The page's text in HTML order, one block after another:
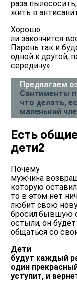
раза
жить в
Хорошо
ли закончится
Парень так и
одной к другой,
середину».
Предлагаем
Сантименты
что делать,
маленький
Есть общие
дети2
Почему
мужчина
которую
то в этом нет
любит свою
бросил бывшую
остыли, он
общаться со
Дети
будут каждый
один
уступит, и